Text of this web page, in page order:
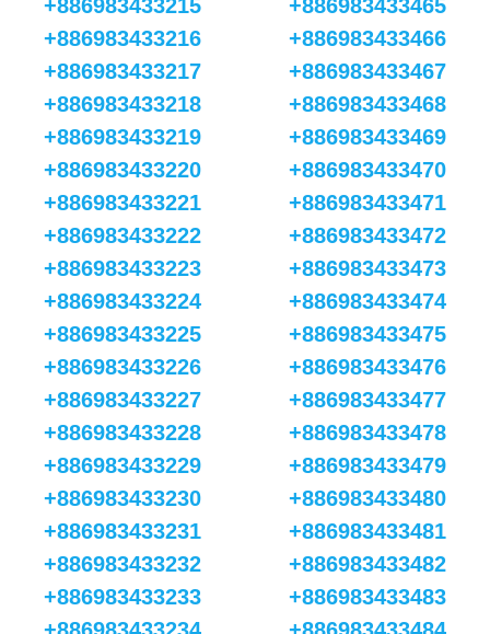
+886983433215
+886983433216
+886983433217
+886983433218
+886983433219
+886983433220
+886983433221
+886983433222
+886983433223
+886983433224
+886983433225
+886983433226
+886983433227
+886983433228
+886983433229
+886983433230
+886983433231
+886983433232
+886983433233
+886983433465
+886983433466
+886983433467
+886983433468
+886983433469
+886983433470
+886983433471
+886983433472
+886983433473
+886983433474
+886983433475
+886983433476
+886983433477
+886983433478
+886983433479
+886983433480
+886983433481
+886983433482
+886983433483